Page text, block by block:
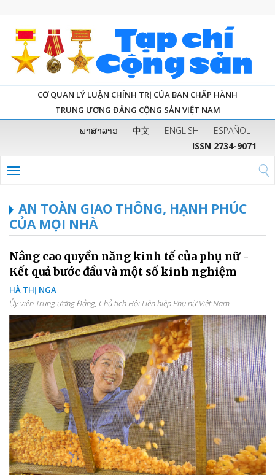
CƠ QUAN LÝ LUẬN CHÍNH TRỊ CỦA BAN CHẤP HÀNH
TRUNG ƯƠNG ĐẢNG CỘNG SẢN VIỆT NAM
ພາສາລາວ 中文 ENGLISH
ESPAÑOL
ISSN 2734-9071
AN TOÀN GIAO THÔNG, HẠNH PHÚC
CỦA MỌI NHÀ
Nâng cao quyền năng kinh tế của phụ nữ -
Kết quả bước đầu và một số kinh nghiệm
HÀ THỊ NGA
Ủy viên Trung ương Đảng, Chủ tịch Hội Liên hiệp Phụ nữ Việt Nam